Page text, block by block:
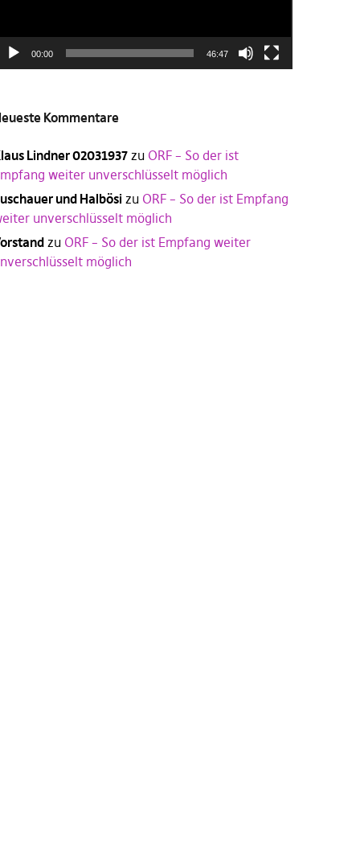
00:00 46:47
Kommentare
Lindner 02031937zu ORF – So der ist
weiter unverschlüsselt möglich
und Halbösi zu ORF – So der ist Empfang
unverschlüsselt möglich
zu ORF – So der ist Empfang weiter
möglich